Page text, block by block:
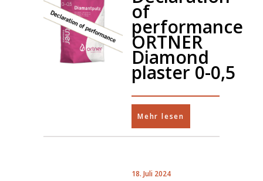
of
performance
ORTNER
Diamond
plaster 0-0,5
Mehr lesen
18. Juli 2024